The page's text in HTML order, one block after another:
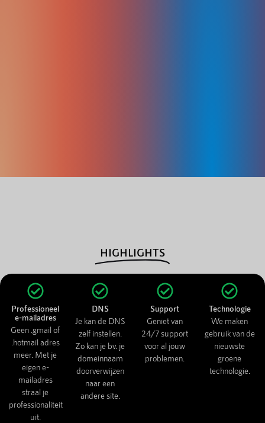
Professioneel
e-mailadres
Geen .gmail of
.hotmail adres
meer. Met je
eigen e-
mailadres
straal je
professionaliteit
uit.
DNS
Je kan de DNS
zelf instellen.
Zo kan je bv. je
domeinnaam
doorverwijzen
naar een
andere site.
Support
Geniet van
24/7 support
voor al jouw
problemen.
Technologie
We maken
gebruik van de
nieuwste
groene
technologie.
HIGHLIGHTS